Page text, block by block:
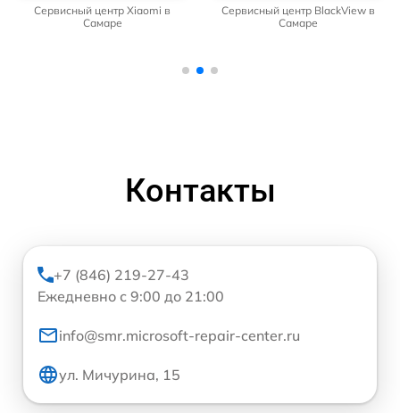
Сервисный центр Xiaomi в
Самаре
Сервисный центр BlackView в
Самаре
Контакты
+7 (846) 219-27-43
Ежедневно с 9:00 до 21:00
info@smr.microsoft-repair-center.ru
ул. Мичурина, 15